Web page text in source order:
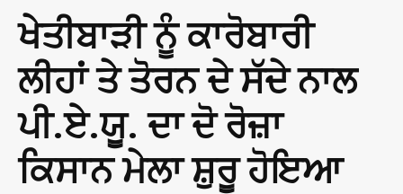
ਖੇਤੀਬਾੜੀ ਨੂੰ ਕਾਰੋਬਾਰੀ
ਲੀਹਾਂ ਤੇ ਤੋਰਨ ਦੇ ਸੱਦੇ ਨਾਲ
ਪੀ.ਏ.ਯੂ. ਦਾ ਦੋ ਰੋਜ਼ਾ
ਕਿਸਾਨ ਮੇਲਾ ਸ਼ੁਰੂ ਹੋਇਆ